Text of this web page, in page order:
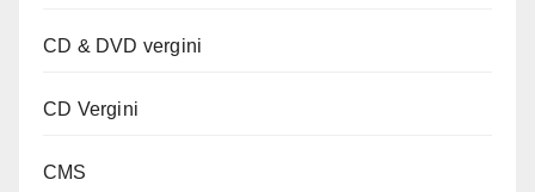
CD & DVD vergini
CD Vergini
CMS